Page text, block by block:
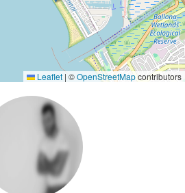
Leaflet | ©OpenStreetMapcontributors